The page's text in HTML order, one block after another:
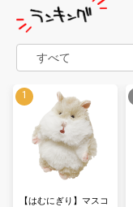
【はむにぎり】マスコ